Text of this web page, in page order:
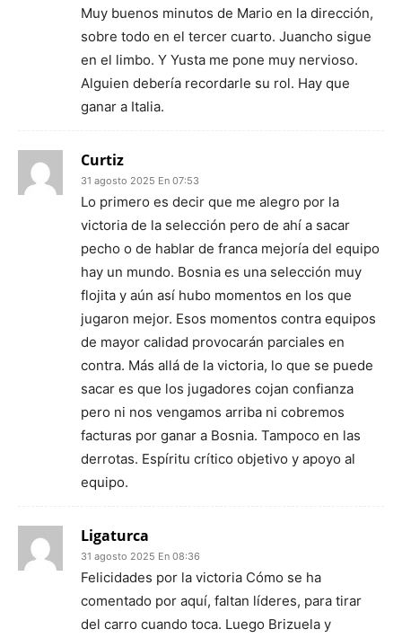
Muy buenos minutos de Mario en la dirección,
sobre todo en el tercer cuarto. Juancho sigue
en el limbo. Y Yusta me pone muy nervioso.
Alguien debería recordarle su rol. Hay que
ganar a Italia.
Curtiz
31 agosto 2025 En 07:53
Lo primero es decir que me alegro por la
victoria de la selección pero de ahí a sacar
pecho o de hablar de franca mejoría del equipo
hay un mundo. Bosnia es una selección muy
flojita y aún así hubo momentos en los que
jugaron mejor. Esos momentos contra equipos
de mayor calidad provocarán parciales en
contra. Más allá de la victoria, lo que se puede
sacar es que los jugadores cojan confianza
pero ni nos vengamos arriba ni cobremos
facturas por ganar a Bosnia. Tampoco en las
derrotas. Espíritu crítico objetivo y apoyo al
equipo.
Ligaturca
31 agosto 2025 En 08:36
Felicidades por la victoria Cómo se ha
comentado por aquí, faltan líderes, para tirar
del carro cuando toca. Luego Brizuela y